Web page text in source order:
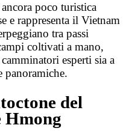
poco turistica
e rappresenta il Vietnam
tra passi
coltivati a mano,
esperti sia a
panoramiche.
del
Hmong